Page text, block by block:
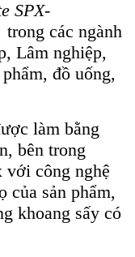
SPX-
các ngành
Lâm nghiệp,
đồ uống,
làm bằng
bên trong
với công nghệ
của sản phẩm,
khoang sấy có